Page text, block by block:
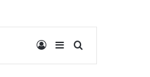
Log InSidebar